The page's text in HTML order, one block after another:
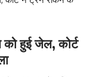
को हुई जेल, कोर्ट